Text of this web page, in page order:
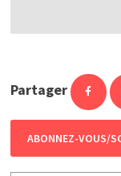
Partager
ABONNEZ-VOUS/